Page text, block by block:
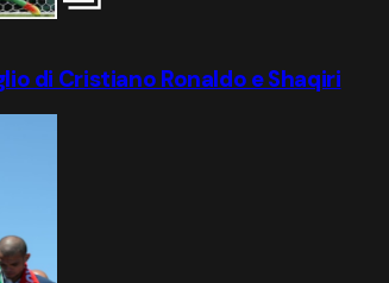
di Cristiano Ronaldo e Shaqiri